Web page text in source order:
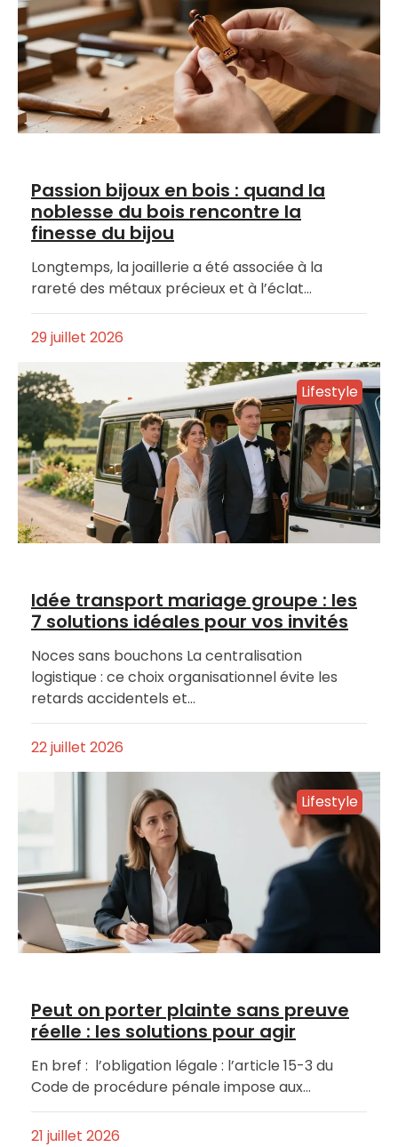
Passion bijoux en bois : quand la
noblesse du bois rencontre la
finesse du bijou
Longtemps, la joaillerie a été associée à la
rareté des métaux précieux et à l’éclat…
29 juillet 2026
Lifestyle
Idée transport mariage groupe : les
7 solutions idéales pour vos invités
Noces sans bouchons La centralisation
logistique : ce choix organisationnel évite les
retards accidentels et…
22 juillet 2026
Lifestyle
Peut on porter plainte sans preuve
réelle : les solutions pour agir
En bref : l’obligation légale : l’article 15-3 du
Code de procédure pénale impose aux…
21 juillet 2026